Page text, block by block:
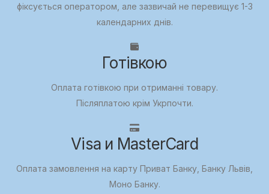
фіксується оператором, але зазвичай не перевищує 1-3
календарних днів.
Готівкою
Оплата готівкою при отриманні товару.
Післяплатою крім Укрпочти.
Visa и MasterCard
Оплата замовлення на карту Приват Банку, Банку Львів,
Моно Банку.